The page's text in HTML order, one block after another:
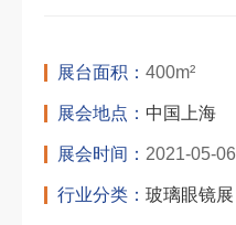
展台面积： 400m²
展会地点： 中国上海
展会时间： 2021-05-06
行业分类： 玻璃眼镜展